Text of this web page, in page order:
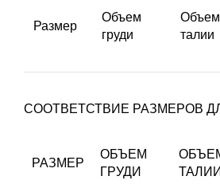
Размер
Объем
груди
Объем
талии
СООТВЕТСТВИЕ РАЗМЕРОВ
РАЗМЕР
ОБЪЕМ
ГРУДИ
ТАЛИИ